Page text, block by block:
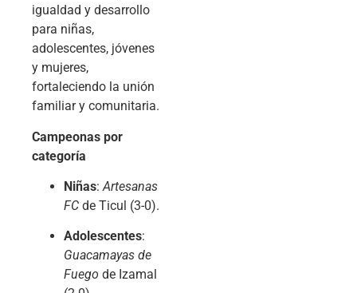
igualdad y desarrollo
para niñas,
adolescentes, jóvenes
y mujeres,
fortaleciendo la unión
familiar y comunitaria.
Campeonas por
categoría
Niñas:Artesanas
FC de Ticul (3-0).
Adolescentes:
Guacamayas de
Fuego de Izamal